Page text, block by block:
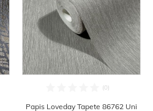
Papis Loveday Tapete 86762 Uni